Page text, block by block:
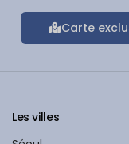
Carte
Les villes